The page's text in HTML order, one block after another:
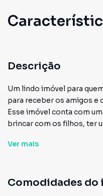
Descrição
Um lindo imóvel para
para receber os amigos e
Esse imóvel conta com
brincar com os filhos, ter
uma sala e cozinha
fase de acabamento,
Ver mais
Comodidades do